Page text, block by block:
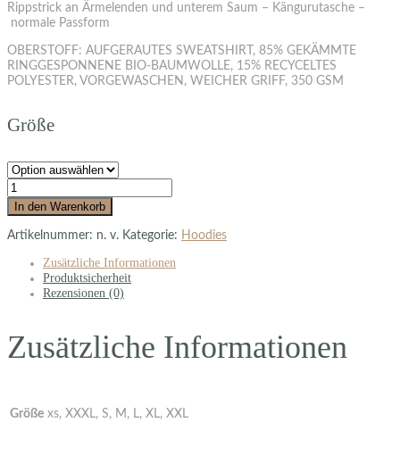
Rippstrick an Ärmelenden und unterem Saum – Kängurutasche –
normale Passform
OBERSTOFF: AUFGERAUTES SWEATSHIRT, 85% GEKÄMMTE
RINGGESPONNENE BIO-BAUMWOLLE, 15% RECYCELTES
POLYESTER, VORGEWASCHEN, WEICHER GRIFF, 350 GSM
Größe
In den Warenkorb
Artikelnummer: n. v. Kategorie: Hoodies
Zusätzliche Informationen
Produktsicherheit
Rezensionen (0)
Zusätzliche Informationen
Größe xs, XXXL, S, M, L, XL, XXL